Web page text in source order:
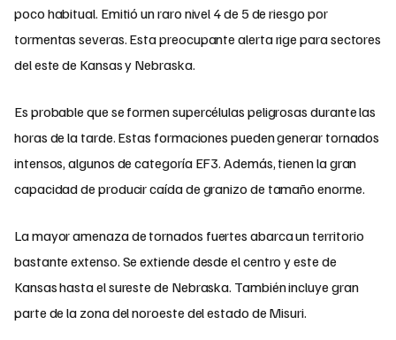
poco habitual. Emitió un raro nivel 4 de 5 de riesgo por
tormentas severas. Esta preocupante alerta rige para sectores
del este de Kansas y Nebraska.
Es probable que se formen supercélulas peligrosas durante las
horas de la tarde. Estas formaciones pueden generar tornados
intensos, algunos de categoría EF3. Además, tienen la gran
capacidad de producir caída de granizo de tamaño enorme.
La mayor amenaza de tornados fuertes abarca un territorio
bastante extenso. Se extiende desde el centro y este de
Kansas hasta el sureste de Nebraska. También incluye gran
parte de la zona del noroeste del estado de Misuri.